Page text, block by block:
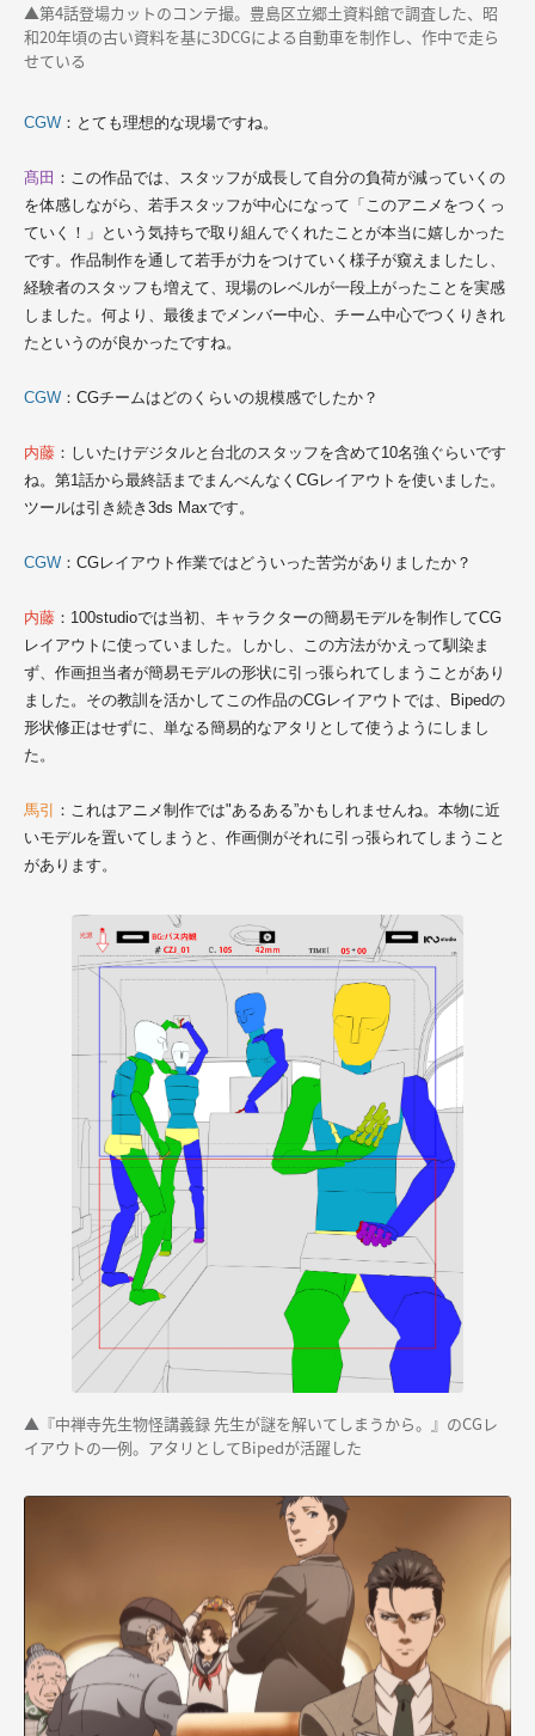
▲第4話登場カットのコンテ撮。豊島区立郷土資料館で調査した、昭
和20年頃の古い資料を基に3DCGによる自動車を制作し、作中で走ら
せている
CGW ：とても理想的な現場ですね。
髙田 ：この作品では、スタッフが成長して自分の負荷が減っていくの
を体感しながら、若手スタッフが中心になって「このアニメをつくっ
ていく！」という気持ちで取り組んでくれたことが本当に嬉しかった
です。作品制作を通して若手が力をつけていく様子が窺えましたし、
経験者のスタッフも増えて、現場のレベルが一段上がったことを実感
しました。何より、最後までメンバー中心、チーム中心でつくりきれ
たというのが良かったですね。
CGW ：CGチームはどのくらいの規模感でしたか？
内藤 ：しいたけデジタルと台北のスタッフを含めて10名強ぐらいです
ね。第1話から最終話までまんべんなくCGレイアウトを使いました。
ツールは引き続き3ds Maxです。
CGW ：CGレイアウト作業ではどういった苦労がありましたか？
内藤 ：100studioでは当初、キャラクターの簡易モデルを制作してCG
レイアウトに使っていました。しかし、この方法がかえって馴染ま
ず、作画担当者が簡易モデルの形状に引っ張られてしまうことがあり
ました。その教訓を活かしてこの作品のCGレイアウトでは、Bipedの
形状修正はせずに、単なる簡易的なアタリとして使うようにしまし
た。
馬引
：これはアニメ制作では"あるある”かもしれませんね。本物に近
いモデルを置いてしまうと、作画側がそれに引っ張られてしまうこと
があります。
▲『中禅寺先生物怪講義録 先生が謎を解いてしまうから。』のCGレ
イアウトの一例。アタリとしてBipedが活躍した